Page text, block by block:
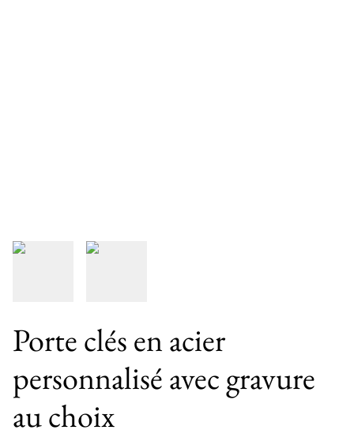
Porte clés en acier
personnalisé avec gravure
au choix